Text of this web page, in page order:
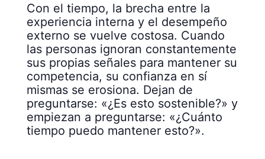
Con el tiempo, la brecha entre la
experiencia interna y el desempeño
externo se vuelve costosa. Cuando
las personas ignoran constantemente
sus propias señales para mantener su
competencia, su confianza en sí
mismas se erosiona. Dejan de
preguntarse: «¿Es esto sostenible?» y
empiezan a preguntarse: «¿Cuánto
tiempo puedo mantener esto?».